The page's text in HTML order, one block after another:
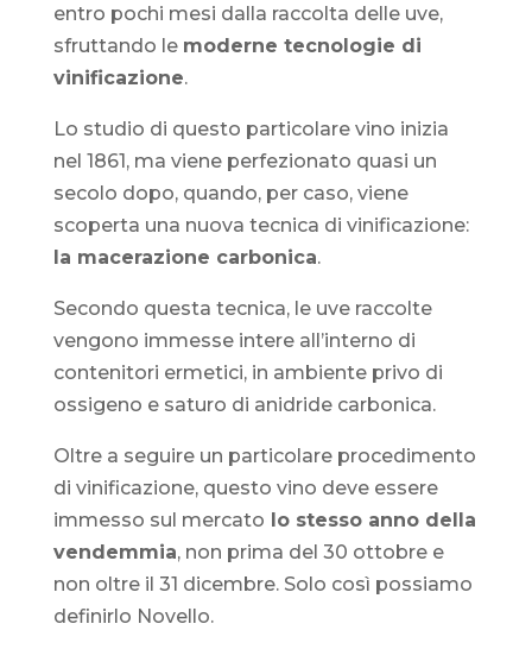
entro pochi mesi dalla raccolta delle uve,
sfruttando le moderne tecnologie di
vinificazione.
Lo studio di questo particolare vino inizia
nel 1861, ma viene perfezionato quasi un
secolo dopo, quando, per caso, viene
scoperta una nuova tecnica di vinificazione:
la macerazione carbonica.
Secondo questa tecnica, le uve raccolte
vengono immesse intere all’interno di
contenitori ermetici, in ambiente privo di
ossigeno e saturo di anidride carbonica.
Oltre a seguire un particolare procedimento
di vinificazione, questo vino deve essere
immesso sul mercato lo stesso anno della
vendemmia, non prima del 30 ottobre e
non oltre il 31 dicembre. Solo così possiamo
definirlo Novello.